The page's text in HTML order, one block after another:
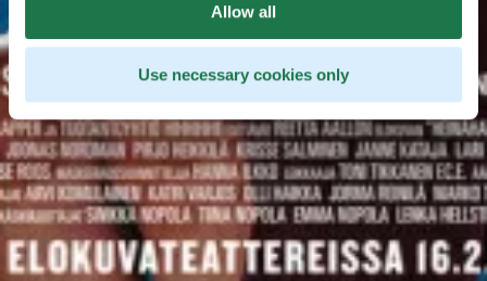
Allow all
Use necessary cookies only